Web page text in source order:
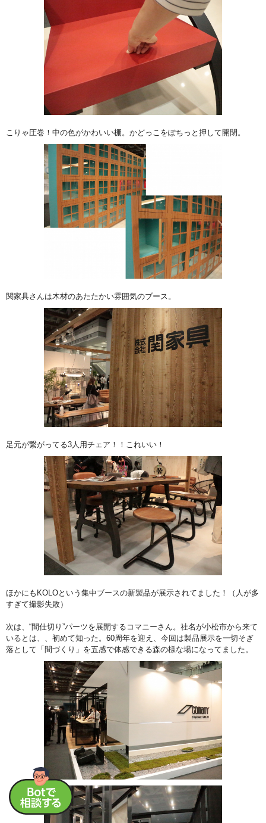
こりゃ圧巻！中の色がかわいい棚。かどっこをぽちっと押して開閉。
関家具さんは木材のあたたかい雰囲気のブース。
足元が繋がってる3人用チェア！！これいい！
ほかにもKOLOという集中ブースの新製品が展示されてました！（人が多
すぎて撮影失敗）
次は、“間仕切り”パーツを展開するコマニーさん。社名が小松市から来て
いるとは、、初めて知った。60周年を迎え、今回は製品展示を一切そぎ
落として「間づくり」を五感で体感できる森の様な場になってました。